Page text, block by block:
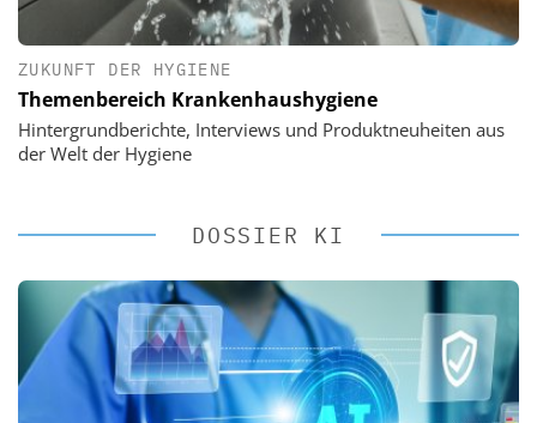
ZUKUNFT DER HYGIENE
Themenbereich Krankenhaushygiene
Hintergrundberichte, Interviews und Produktneuheiten aus
der Welt der Hygiene
DOSSIER KI